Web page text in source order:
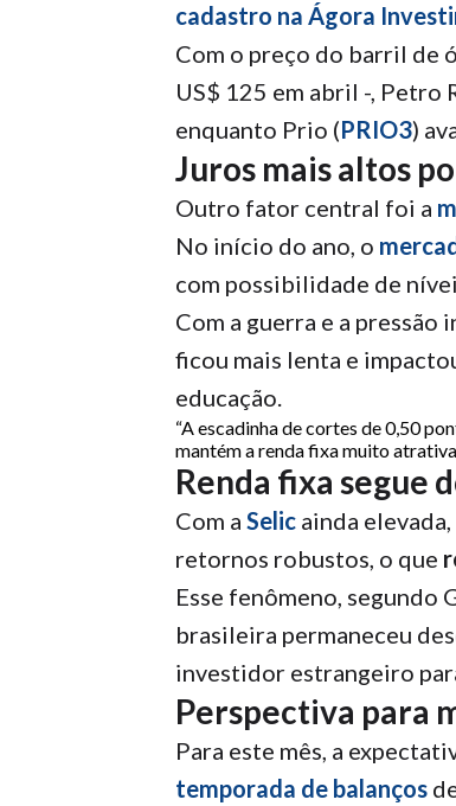
cadastro na Ágora
Com o preço do barril de
US$ 125 em abril -, Petro
enquanto Prio (PRIO3)
Juros mais altos
Outro fator central foi a
No início do ano, o
com possibilidade de
Com a guerra e a pressão
ficou mais lenta e
educação.
“A escadinha de cortes de 0,50
mantém a renda fixa muito
Renda fixa segue
Com a Selic ainda
retornos robustos, o que
Esse fenômeno, segundo
brasileira permaneceu
investidor estrangeiro
Perspectiva para
Para este mês, a
temporada de balanços